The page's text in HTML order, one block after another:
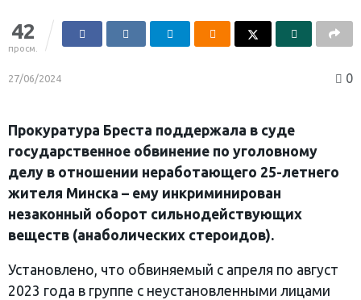
42
просм.
27/06/2024 0
Прокуратура Бреста поддержала в суде
государственное обвинение по уголовному
делу в отношении неработающего 25-летнего
жителя Минска – ему инкриминирован
незаконный оборот сильнодействующих
веществ (анаболических стероидов).
Установлено, что обвиняемый с апреля по август
2023 года в группе с неустановленными лицами